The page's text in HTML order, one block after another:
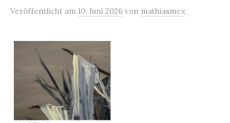
Veröffentlicht am 10. Juni 2026 von mathiasmex